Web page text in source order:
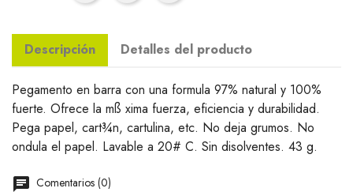
Descripción Detalles del producto
Pegamento en barra con una formula 97% natural y 100%
fuerte. Ofrece la mß xima fuerza, eficiencia y durabilidad.
Pega papel, cart¾n, cartulina, etc. No deja grumos. No
ondula el papel. Lavable a 20# C. Sin disolventes. 43 g.
Comentarios (0)